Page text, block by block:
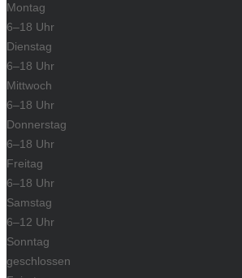
Montag
6–18 Uhr
Dienstag
6–18 Uhr
Mittwoch
6–18 Uhr
Donnerstag
6–18 Uhr
Freitag
6–18 Uhr
Samstag
6–12 Uhr
Sonntag
geschlossen